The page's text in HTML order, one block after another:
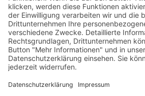
Warenkorb
Kasse
Vertrag widerrufen